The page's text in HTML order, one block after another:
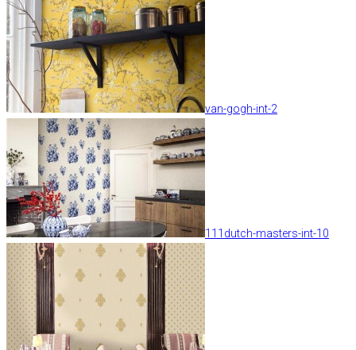
van-gogh-int-2
111dutch-masters-int-10